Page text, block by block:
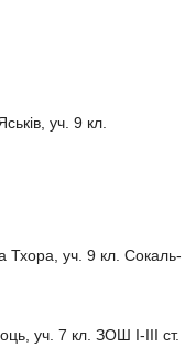
уч. 9 кл.
Тхора, уч. 9 кл. Сокаль­
уч. 7 кл. ЗОШ І-ІІІ ст.